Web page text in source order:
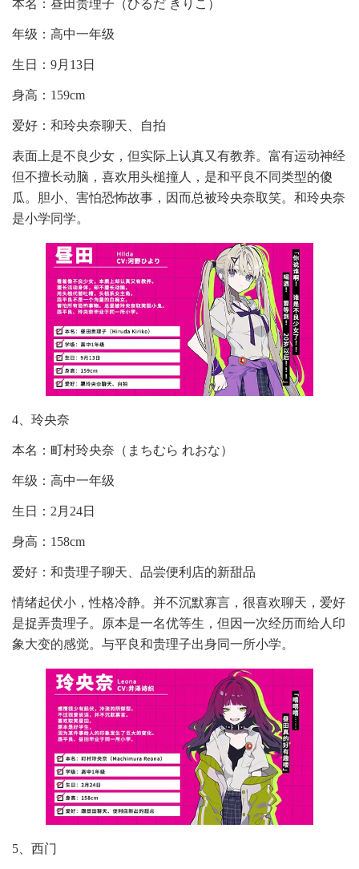
本名：昼田贵理子（ひるだ きりこ）
年级：高中一年级
生日：9月13日
身高：159cm
爱好：和玲央奈聊天、自拍
表面上是不良少女，但实际上认真又有教养。富有运动神经
但不擅长动脑，喜欢用头槌撞人，是和平良不同类型的傻
瓜。胆小、害怕恐怖故事，因而总被玲央奈取笑。和玲央奈
是小学同学。
4、玲央奈
本名：町村玲央奈（まちむら れおな）
年级：高中一年级
生日：2月24日
身高：158cm
爱好：和贵理子聊天、品尝便利店的新甜品
情绪起伏小，性格冷静。并不沉默寡言，很喜欢聊天，爱好
是捉弄贵理子。原本是一名优等生，但因一次经历而给人印
象大变的感觉。与平良和贵理子出身同一所小学。
5、西门